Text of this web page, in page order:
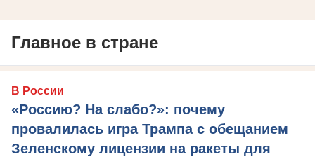
Главное в стране
В России
«Россию? На слабо?»: почему
провалилась игра Трампа с обещанием
Зеленскому лицензии на ракеты для